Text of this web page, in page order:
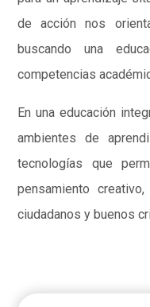
de acción nos
buscando una
competencias
En una educación
ambientes de
tecnologías que
pensamiento
ciudadanos y buenos